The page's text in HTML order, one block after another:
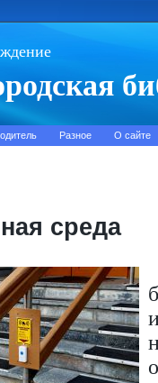
Разное О сайте
среда